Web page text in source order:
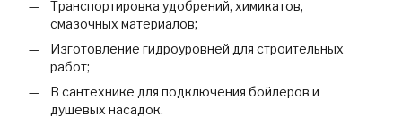
Транспортировка удобрений, химикатов,
смазочных материалов;
Изготовление гидроуровней для строительных
работ;
В сантехнике для подключения бойлеров и
душевых насадок.